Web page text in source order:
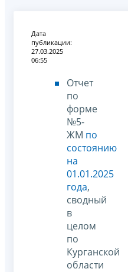
Дата
публикации:
27.03.2025
06:55
Отчет
по
форме
№5-
ЖМ по
состоянию
на
01.01.2025
года,
сводный
в
целом
по
Курганской
области